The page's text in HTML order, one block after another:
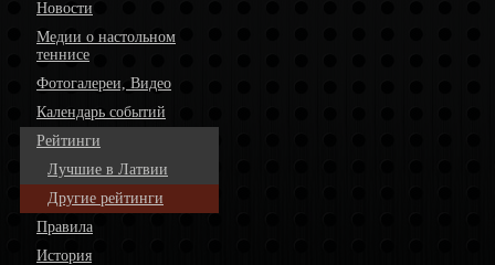
Новости
Медии о настольном
теннисе
Фотогалереи, Видео
Календарь событий
Рейтинги
Лучшие в Латвии
Другие рейтинги
Правила
История